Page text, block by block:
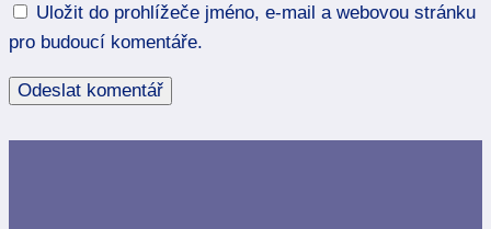
Uložit do prohlížeče jméno, e-mail a webovou stránku
pro budoucí komentáře.